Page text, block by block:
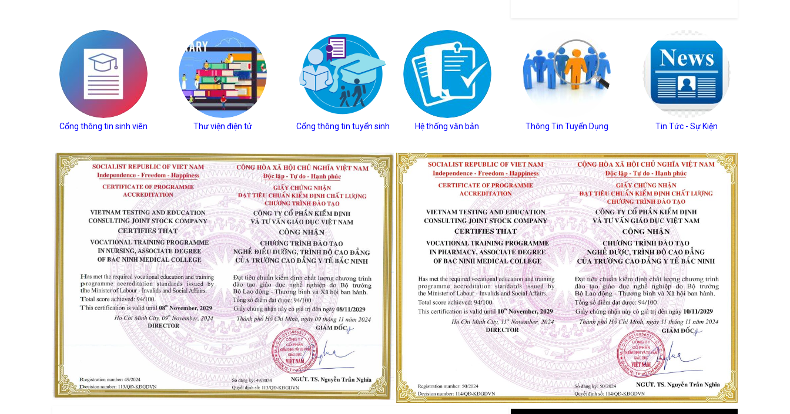
Cổng thông tin sinh viên Thư viện điện tử Cổng thông tin tuyển sinh Hệ thống văn bản Thông Tin Tuyển Dụng Tin Tức - Sự Kiện